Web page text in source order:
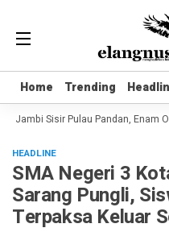
Home Trending
Home Trending
Sisir Pulau Pandan, Enam
HEADLINE
SMA Negeri 3
Sarang Pungli,
Terpaksa Keluar